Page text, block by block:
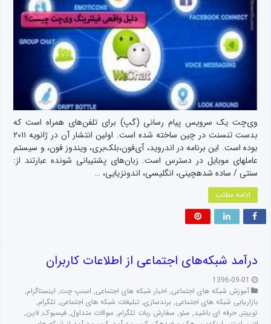
وی‌چت یک سرویس پیام رسانی (گپ) برای تلفن‌های همراه است که
بدست تنسنت در چین ساخته شده است. اولین انتشار آن در ژانویه ۲۰۱۱
بوده است. این برنامه در اندروید، آی‌فون،بلک‌بری، ویندوز فون، و سیستم
عاملهای موبایل در دسترس است. زبان‌های پشتیبانی شونده عبارتند از:
سنتی / ساده شدهچینی، انگلیسی، اندونزیایی، …
ادامه مطلب
درآمد شبکه‌های اجتماعی از اطلاعات کاربران
1396-09-01
آموزش شبکه های اجتماعی, اخبار شبکه های اجتماعی, اسنپ چت, اینستاگرام,
بازاریابی شبکه های اجتماعی, برندسازی, تبلیغات شبکه های اجتماعی, تلگرام,
توییتر, حرفه ای باشید, سئو, سفارش ربات تلگرام, سوالات متداول, فیسبوک, لاین,